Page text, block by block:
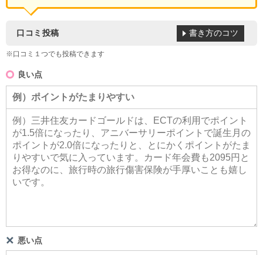
口コミ投稿
※口コミ１つでも投稿できます
書き方のコツ
良い点
悪い点